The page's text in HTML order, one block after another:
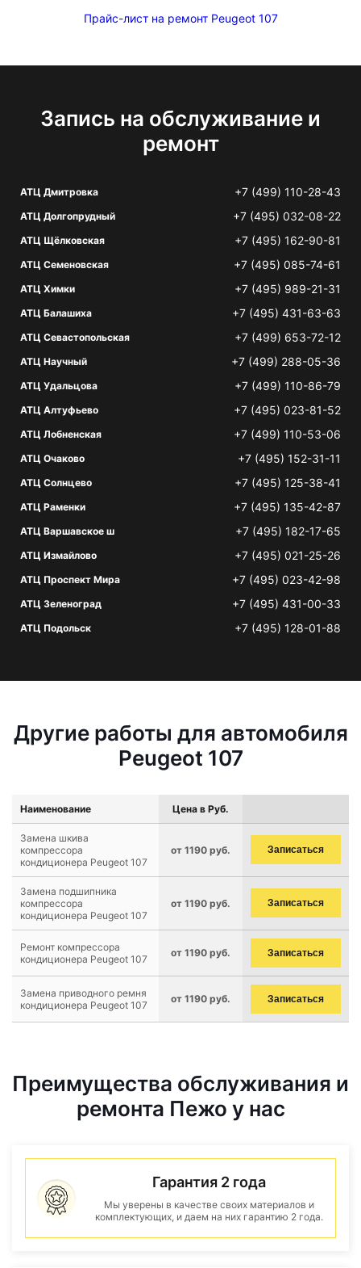
Прайс-лист на ремонт Peugeot 107
Запись на обслуживание и
ремонт
АТЦ Дмитровка +7 (499) 110-28-43
АТЦ Долгопрудный +7 (495) 032-08-22
АТЦ Щёлковская +7 (495) 162-90-81
АТЦ Семеновская +7 (495) 085-74-61
АТЦ Химки +7 (495) 989-21-31
АТЦ Балашиха +7 (495) 431-63-63
АТЦ Севастопольская +7 (499) 653-72-12
АТЦ Научный +7 (499) 288-05-36
АТЦ Удальцова +7 (499) 110-86-79
АТЦ Алтуфьево +7 (495) 023-81-52
АТЦ Лобненская +7 (499) 110-53-06
АТЦ Очаково +7 (495) 152-31-11
АТЦ Солнцево +7 (495) 125-38-41
АТЦ Раменки +7 (495) 135-42-87
АТЦ Варшавское ш +7 (495) 182-17-65
АТЦ Измайлово +7 (495) 021-25-26
АТЦ Проспект Мира +7 (495) 023-42-98
АТЦ Зеленоград +7 (495) 431-00-33
АТЦ Подольск +7 (495) 128-01-88
Другие работы для автомобиля
Peugeot 107
Наименование Цена в Руб.
Замена шкива
компрессора
кондиционера Peugeot 107
от 1190 руб. Записаться
Замена подшипника
компрессора
кондиционера Peugeot 107
от 1190 руб. Записаться
Ремонт компрессора
кондиционера Peugeot 107
от 1190 руб. Записаться
Замена приводного ремня
кондиционера Peugeot 107
от 1190 руб. Записаться
Преимущества обслуживания и
ремонта Пежо у нас
Гарантия 2 года
Мы уверены в качестве своих материалов и
комплектующих, и даем на них гарантию 2 года.